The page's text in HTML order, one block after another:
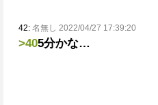
42: 名無し 2022/04/27 17:39:20
>405分かな…